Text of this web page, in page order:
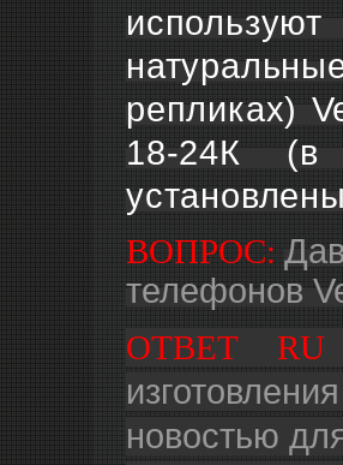
репликах)
18-24К (в
ВОПРОС:
телефонов
ОТВЕТ RU
новостью